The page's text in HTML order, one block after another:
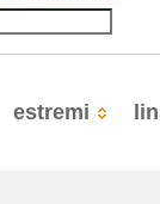
estremi